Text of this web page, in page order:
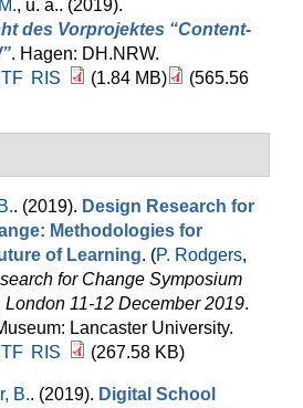
, u. a.. (2019).
des Vorprojektes “Content-
. Hagen: DH.NRW.
RIS (1.84 MB)
(565.56
. (2019). Design Research for
Methodologies for
of Learning. (P. Rodgers,
for Change Symposium
11-12 December 2019.
Lancaster University.
RIS (267.58 KB)
B.. (2019). Digital School